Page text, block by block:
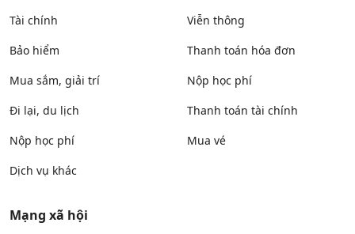
Tài chính
Bảo hiểm
Mua sắm, giải trí
Đi lại, du lịch
Nộp học phí
Dịch vụ khác
Viễn thông
Thanh toán hóa đơn
Nộp học phí
Thanh toán tài chính
Mua vé
Mạng xã hội